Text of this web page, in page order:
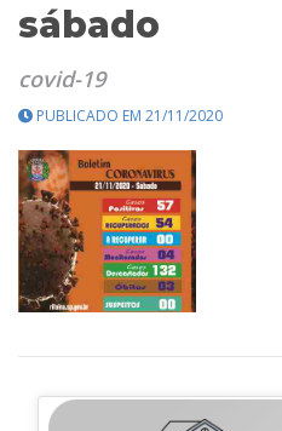
sábado
covid-19
PUBLICADO EM 21/11/2020